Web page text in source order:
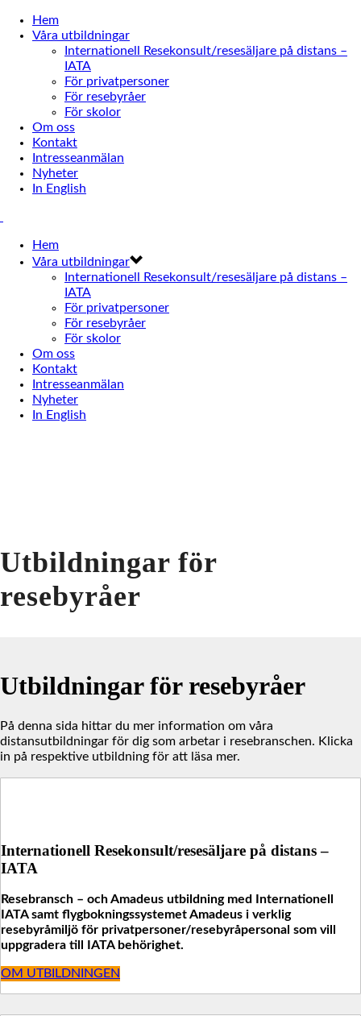
Hem
Våra utbildningar
Internationell Resekonsult/resesäljare på distans –
IATA
För privatpersoner
För resebyråer
För skolor
Om oss
Kontakt
Intresseanmälan
Nyheter
In English
Hem
Våra utbildningar
Internationell Resekonsult/resesäljare på distans –
IATA
För privatpersoner
För resebyråer
För skolor
Om oss
Kontakt
Intresseanmälan
Nyheter
In English
Utbildningar för
resebyråer
Utbildningar för resebyråer
På denna sida hittar du mer information om våra
distansutbildningar för dig som arbetar i resebranschen. Klicka
in på respektive utbildning för att läsa mer.
Internationell Resekonsult/resesäljare på distans –
IATA
Resebransch – och Amadeus utbildning med Internationell
IATA samt flygbokningssystemet Amadeus i verklig
resebyråmiljö för privatpersoner/resebyråpersonal som vill
uppgradera till IATA behörighet.
OM UTBILDNINGEN